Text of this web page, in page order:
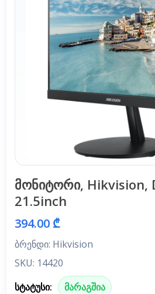
მონიტორი, Hikvision,
21.5inch
394.00 ₾
ბრენდი: Hikvision
SKU: 14420
სტატუსი:
მარაგშია